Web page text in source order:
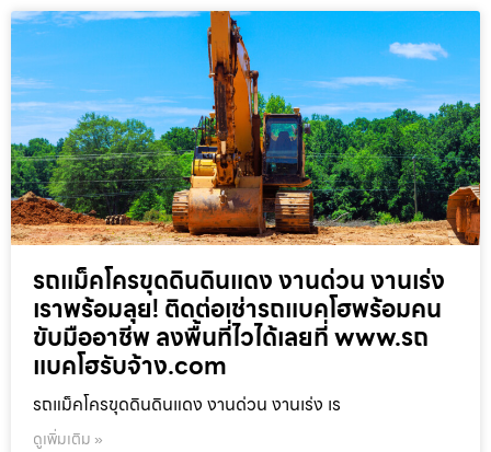
รถแม็คโครขุดดินดินแดง งานด่วน งานเร่ง
เราพร้อมลุย! ติดต่อเช่ารถแบคโฮพร้อมคน
ขับมืออาชีพ ลงพื้นที่ไวได้เลยที่ www.รถ
แบคโฮรับจ้าง.com
รถแม็คโครขุดดินดินแดง งานด่วน งานเร่ง เร
ดูเพิ่มเติม »